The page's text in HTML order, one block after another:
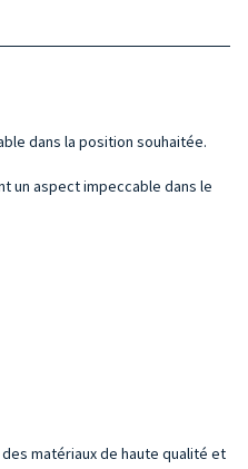
dans la position souhaitée.
un aspect impeccable dans le
matériaux de haute qualité et